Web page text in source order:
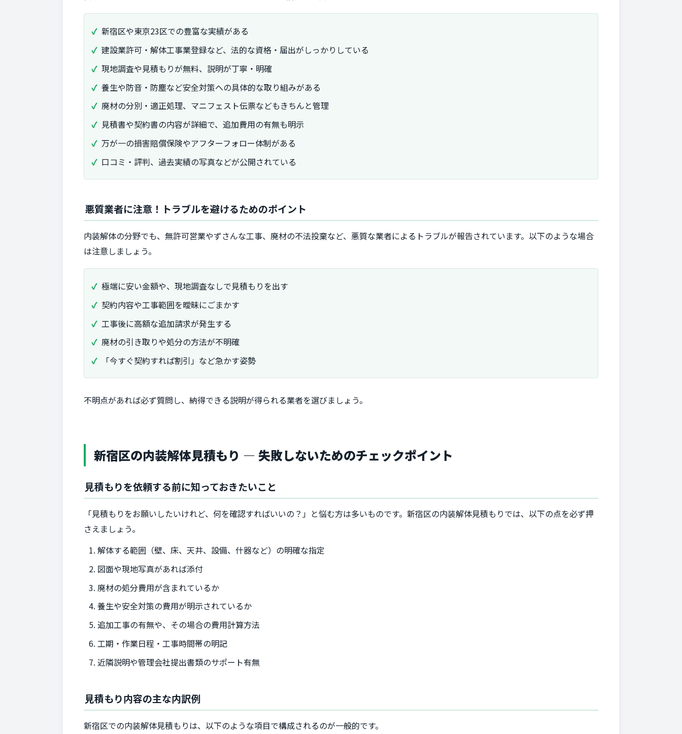
新宿区や東京23区での豊富な実績がある
建設業許可・解体工事業登録など、法的な資格・届出がしっかりしている
現地調査や見積もりが無料、説明が丁寧・明確
養生や防音・防塵など安全対策への具体的な取り組みがある
廃材の分別・適正処理、マニフェスト伝票などもきちんと管理
見積書や契約書の内容が詳細で、追加費用の有無も明示
万が一の損害賠償保険やアフターフォロー体制がある
口コミ・評判、過去実績の写真などが公開されている
悪質業者に注意！トラブルを避けるためのポイント
内装解体の分野でも、無許可営業やずさんな工事、廃材の不法投棄など、悪質な業者によるトラブルが報告されています。以下のような場合
は注意しましょう。
極端に安い金額や、現地調査なしで見積もりを出す
契約内容や工事範囲を曖昧にごまかす
工事後に高額な追加請求が発生する
廃材の引き取りや処分の方法が不明確
「今すぐ契約すれば割引」など急かす姿勢
不明点があれば必ず質問し、納得できる説明が得られる業者を選びましょう。
新宿区の内装解体見積もり ― 失敗しないためのチェックポイント
見積もりを依頼する前に知っておきたいこと
「見積もりをお願いしたいけれど、何を確認すればいいの？」と悩む方は多いものです。新宿区の内装解体見積もりでは、以下の点を必ず押
さえましょう。
解体する範囲（壁、床、天井、設備、什器など）の明確な指定
図面や現地写真があれば添付
廃材の処分費用が含まれているか
養生や安全対策の費用が明示されているか
追加工事の有無や、その場合の費用計算方法
工期・作業日程・工事時間帯の明記
近隣説明や管理会社提出書類のサポート有無
見積もり内容の主な内訳例
新宿区での内装解体見積もりは、以下のような項目で構成されるのが一般的です。